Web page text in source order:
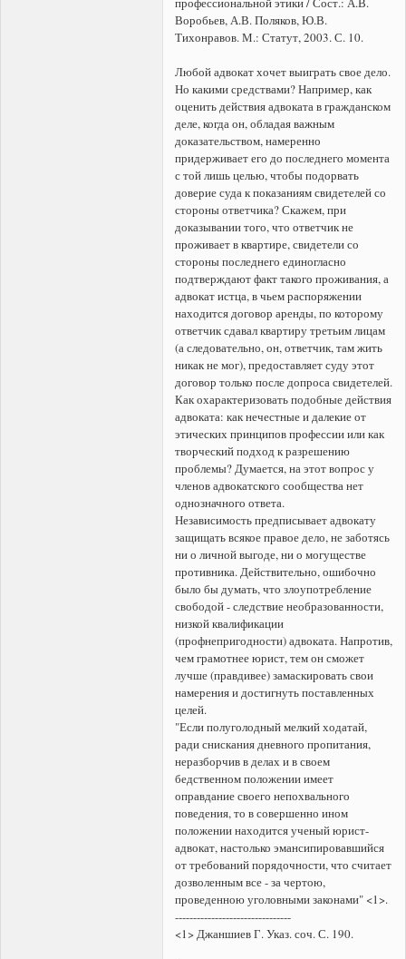
Воробьев, А.В. Поляков, Ю.В.
Тихонравов. М.: Статут, 2003. С. 10.
Любой адвокат хочет выиграть свое дело.
Но какими средствами? Например, как
оценить действия адвоката в гражданском
деле, когда он, обладая важным
доказательством, намеренно
придерживает его до последнего момента
с той лишь целью, чтобы подорвать
доверие суда к показаниям свидетелей со
стороны ответчика? Скажем, при
доказывании того, что ответчик не
проживает в квартире, свидетели со
стороны последнего единогласно
подтверждают факт такого проживания, а
адвокат истца, в чьем распоряжении
находится договор аренды, по которому
ответчик сдавал квартиру третьим лицам
(а следовательно, он, ответчик, там жить
никак не мог), предоставляет суду этот
договор только после допроса свидетелей.
Как охарактеризовать подобные действия
адвоката: как нечестные и далекие от
этических принципов профессии или как
творческий подход к разрешению
проблемы? Думается, на этот вопрос у
членов адвокатского сообщества нет
однозначного ответа.
Независимость предписывает адвокату
защищать всякое правое дело, не заботясь
ни о личной выгоде, ни о могуществе
противника. Действительно, ошибочно
было бы думать, что злоупотребление
свободой - следствие необразованности,
низкой квалификации
(профнепригодности) адвоката. Напротив,
чем грамотнее юрист, тем он сможет
лучше (правдивее) замаскировать свои
намерения и достигнуть поставленных
целей.
"Если полуголодный мелкий ходатай,
ради снискания дневного пропитания,
неразборчив в делах и в своем
бедственном положении имеет
оправдание своего непохвального
поведения, то в совершенно ином
положении находится ученый юрист-
адвокат, настолько эмансипировавшийся
от требований порядочности, что считает
дозволенным все - за чертою,
проведенною уголовными законами" <1>.
--------------------------------
<1> Джаншиев Г. Указ. соч. С. 190.